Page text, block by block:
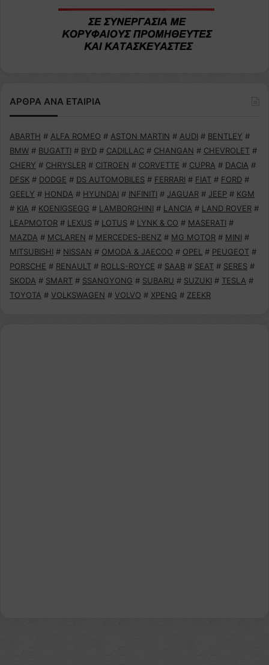
ΑΡΘΡΑ ΑΝΑ ΕΤΑΙΡΙΑ
ABARTH # ALFA ROMEO # ASTON MARTIN # AUDI # BENTLEY #
BMW # BUGATTI # BYD # CADILLAC # CHANGAN # CHEVROLET #
CHERY # CHRYSLER # CITROEN # CORVETTE # CUPRA # DACIA #
DFSK # DODGE # DS AUTOMOBILES # FERRARI # FIAT # FORD #
GEELY # HONDA # HYUNDAI # INFINITI # JAGUAR # JEEP # KGM
# KIA # KOENIGSEGG # LAMBORGHINI # LANCIA # LAND ROVER #
LEAPMOTOR # LEXUS # LOTUS # LYNK & CO # MASERATI #
MAZDA # MCLAREN # MERCEDES-BENZ # MG MOTOR # MINI #
MITSUBISHI # NISSAN # OMODA & JAECOO # OPEL # PEUGEOT #
PORSCHE # RENAULT # ROLLS-ROYCE # SAAB # SEAT # SERES #
SKODA # SMART # SSANGYONG # SUBARU # SUZUKI # TESLA #
TOYOTA # VOLKSWAGEN # VOLVO # XPENG # ZEEKR